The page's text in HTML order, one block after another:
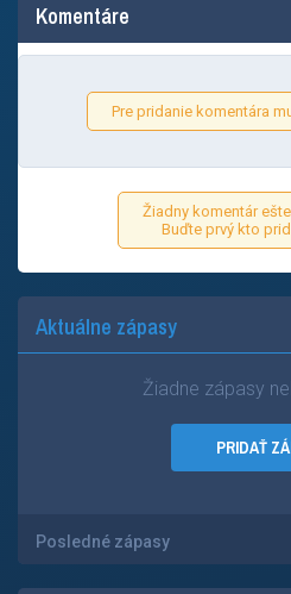
Komentáre
Pre pridanie komentára
Žiadny komentár
Buďte prvý kto
Aktuálne zápasy
Žiadne zápasy
PRIDAŤ
Posledné zápasy